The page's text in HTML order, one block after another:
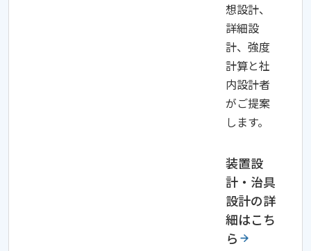
想設計、
詳細設
計、強度
計算と社
内設計者
がご提案
します。
装置設
計・治具
設計の詳
細はこち
ら